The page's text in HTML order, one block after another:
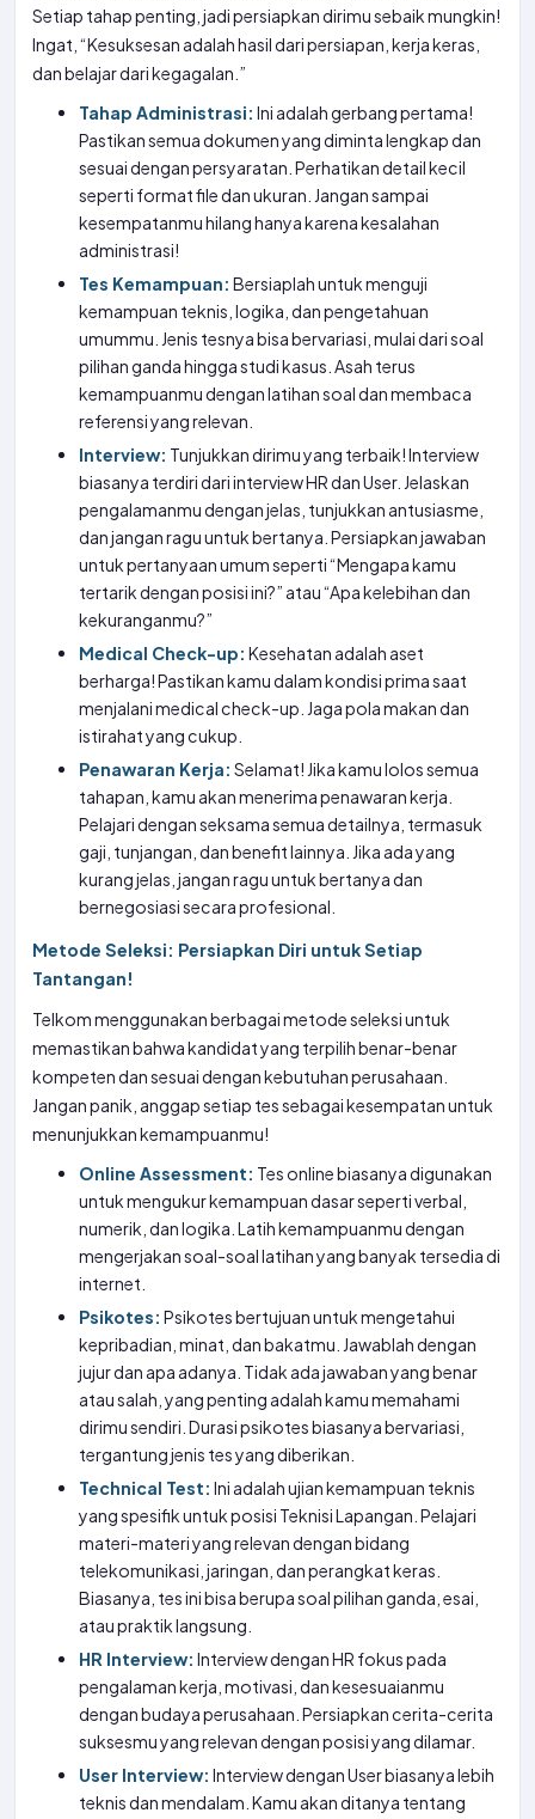
Setiap tahap penting, jadi persiapkan dirimu sebaik mungkin!
Ingat, “Kesuksesan adalah hasil dari persiapan, kerja keras,
dan belajar dari kegagalan.”
Tahap Administrasi: Ini adalah gerbang pertama!
Pastikan semua dokumen yang diminta lengkap dan
sesuai dengan persyaratan. Perhatikan detail kecil
seperti format file dan ukuran. Jangan sampai
kesempatanmu hilang hanya karena kesalahan
administrasi!
Tes Kemampuan: Bersiaplah untuk menguji
kemampuan teknis, logika, dan pengetahuan
umummu. Jenis tesnya bisa bervariasi, mulai dari soal
pilihan ganda hingga studi kasus. Asah terus
kemampuanmu dengan latihan soal dan membaca
referensi yang relevan.
Interview: Tunjukkan dirimu yang terbaik! Interview
biasanya terdiri dari interview HR dan User. Jelaskan
pengalamanmu dengan jelas, tunjukkan antusiasme,
dan jangan ragu untuk bertanya. Persiapkan jawaban
untuk pertanyaan umum seperti “Mengapa kamu
tertarik dengan posisi ini?” atau “Apa kelebihan dan
kekuranganmu?”
Medical Check-up: Kesehatan adalah aset
berharga! Pastikan kamu dalam kondisi prima saat
menjalani medical check-up. Jaga pola makan dan
istirahat yang cukup.
Penawaran Kerja: Selamat! Jika kamu lolos semua
tahapan, kamu akan menerima penawaran kerja.
Pelajari dengan seksama semua detailnya, termasuk
gaji, tunjangan, dan benefit lainnya. Jika ada yang
kurang jelas, jangan ragu untuk bertanya dan
bernegosiasi secara profesional.
Metode Seleksi: Persiapkan Diri untuk Setiap
Tantangan!
Telkom menggunakan berbagai metode seleksi untuk
memastikan bahwa kandidat yang terpilih benar-benar
kompeten dan sesuai dengan kebutuhan perusahaan.
Jangan panik, anggap setiap tes sebagai kesempatan untuk
menunjukkan kemampuanmu!
Online Assessment: Tes online biasanya digunakan
untuk mengukur kemampuan dasar seperti verbal,
numerik, dan logika. Latih kemampuanmu dengan
mengerjakan soal-soal latihan yang banyak tersedia di
internet.
Psikotes: Psikotes bertujuan untuk mengetahui
kepribadian, minat, dan bakatmu. Jawablah dengan
jujur dan apa adanya. Tidak ada jawaban yang benar
atau salah, yang penting adalah kamu memahami
dirimu sendiri. Durasi psikotes biasanya bervariasi,
tergantung jenis tes yang diberikan.
Technical Test: Ini adalah ujian kemampuan teknis
yang spesifik untuk posisi Teknisi Lapangan. Pelajari
materi-materi yang relevan dengan bidang
telekomunikasi, jaringan, dan perangkat keras.
Biasanya, tes ini bisa berupa soal pilihan ganda, esai,
atau praktik langsung.
HR Interview: Interview dengan HR fokus pada
pengalaman kerja, motivasi, dan kesesuaianmu
dengan budaya perusahaan. Persiapkan cerita-cerita
suksesmu yang relevan dengan posisi yang dilamar.
User Interview: Interview dengan User biasanya lebih
teknis dan mendalam. Kamu akan ditanya tentang